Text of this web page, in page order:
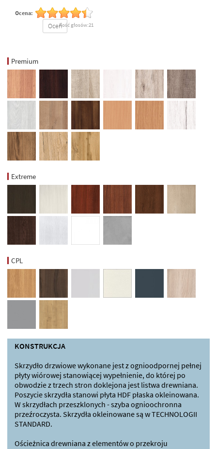
Ocena:
Ilość głosów:21
Oceń
Premium
Extreme
CPL
KONSTRUKCJA
Skrzydło drzwiowe wykonane jest z ognioodpornej pełnej
płyty wiórowej stanowiącej wypełnienie, do której po
obwodzie z trzech stron doklejona jest listwa drewniana.
Poszycie skrzydła stanowi płyta HDF płaska okleinowana.
W skrzydłach przeszklonych - szyba ognioochronna
przeźroczysta. Skrzydła okleinowane są w TECHNOLOGII
STANDARD.
Ościeżnica drewniana z elementów o przekroju